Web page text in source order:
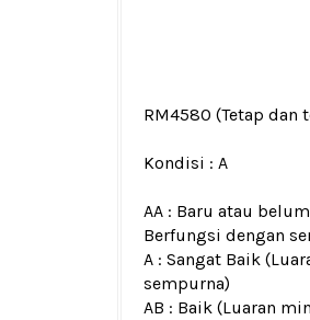
RM4580 (Tetap dan
Kondisi : A
AA : Baru atau
Berfungsi dengan
A : Sangat Baik
sempurna)
AB : Baik (Luaran